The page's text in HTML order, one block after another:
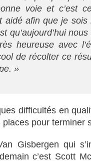
voie et c’est
aidé afin que je
qu’aujourd’hui
heureuse avec
de récolter ce
»
difficultés en
pour terminer
Gisbergen qui
c’est Scott